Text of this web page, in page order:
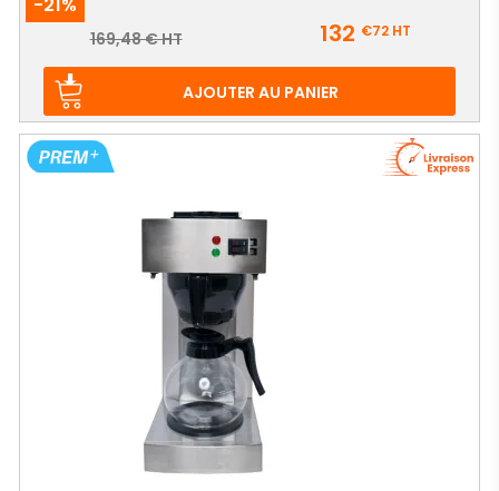
Prix
Prix
169,48 € HT 132 €72 HT
AJOUTER AU PANIER